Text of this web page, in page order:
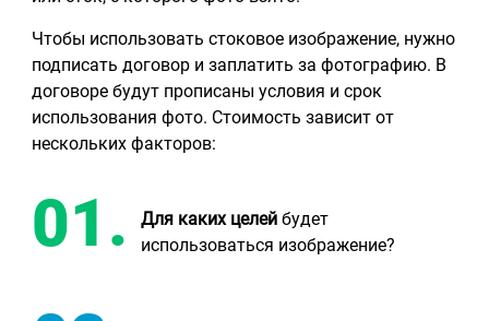
Чтобы использовать стоковое изображение, нужно
подписать договор и заплатить за фотографию. В
договоре будут прописаны условия и срок
использования фото. Стоимость зависит от
нескольких факторов:
Для каких целей будет
использоваться изображение?